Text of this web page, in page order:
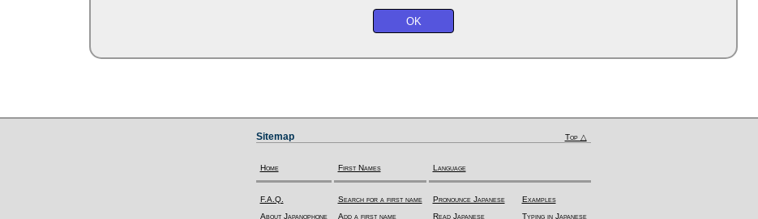
Sitemap Top △
Home
F.A.Q.
About Japanophone
First Names
Search for a first name
Add a first name
Language
Pronounce Japanese
Read Japanese
Examples
Typing in Japanese